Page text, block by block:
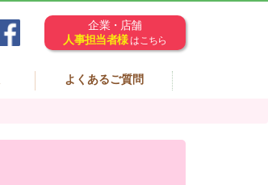
企業・店舗
人事担当者様 はこちら
よくあるご質問